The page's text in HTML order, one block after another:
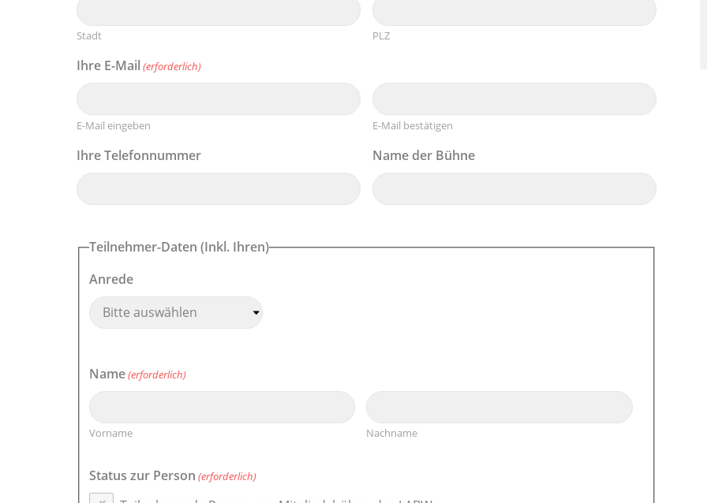
Stadt PLZ
Ihre E-Mail (erforderlich)
E-Mail eingeben E-Mail bestätigen
Ihre Telefonnummer Name der Bühne
Teilnehmer-Daten (Inkl. Ihren)
Anrede
Name(erforderlich)
Vorname Nachname
Status zur Person (erforderlich)